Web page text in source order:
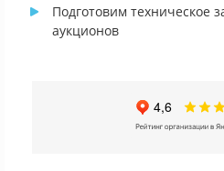
Подготовим техническое
аукционов